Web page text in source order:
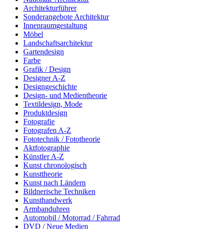
Architekturführer
Sonderangebote Architektur
Innenraumgestaltung
Möbel
Landschaftsarchitektur
Gartendesign
Farbe
Grafik / Design
Designer A-Z
Designgeschichte
Design- und Medientheorie
Textildesign, Mode
Produktdesign
Fotografie
Fotografen A-Z
Fototechnik / Fototheorie
Aktfotographie
Künstler A-Z
Kunst chronologisch
Kunsttheorie
Kunst nach Ländern
Bildnerische Techniken
Kunsthandwerk
Armbanduhren
Automobil / Motorrad / Fahrrad
DVD / Neue Medien